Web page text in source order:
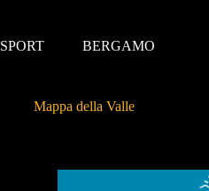
SPORT BERGAMO
Mappa della Valle